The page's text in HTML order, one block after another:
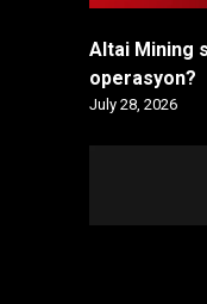
Altai Mining
operasyon?
July 28, 2026